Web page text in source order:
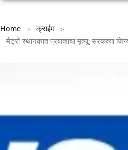
Home
क्राईम
मेट्रो स्थानकात प्रवाशाचा मृत्यू; सरकत्या